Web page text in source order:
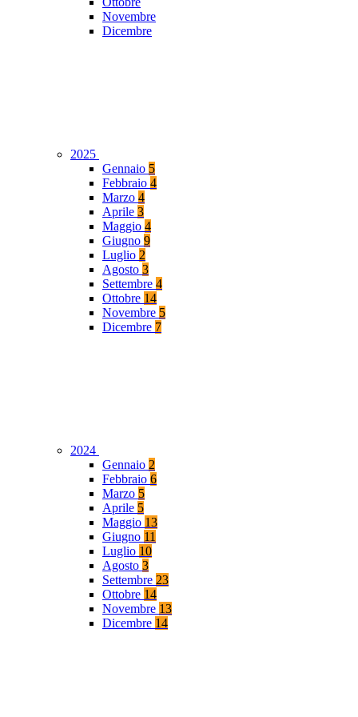
Novembre
Dicembre
2025
Gennaio 5
Febbraio 4
Marzo 4
Aprile 3
Maggio 4
Giugno 9
Luglio 2
Agosto 3
Settembre 4
Ottobre 14
Novembre 5
Dicembre 7
2024
Gennaio 2
Febbraio 6
Marzo 5
Aprile 5
Maggio 13
Giugno 11
Luglio 10
Agosto 3
Settembre 23
Ottobre 14
Novembre 13
Dicembre 14